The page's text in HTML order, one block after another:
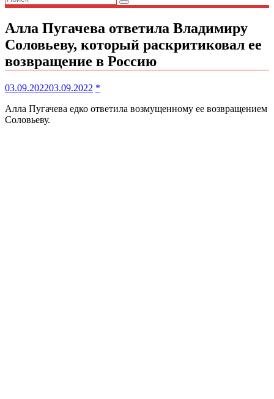
Алла Пугачева ответила Владимиру
Соловьеву, который раскритиковал ее
возвращение в Россию
03.09.202203.09.2022 *
Алла Пугачева едко ответила возмущенному ее возвращением
Соловьеву.